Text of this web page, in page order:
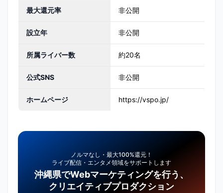
最大還元率 非公開
設立年 非公開
所属ライバー数 約20名
公式SNS 非公開
ホームページ https://vspo.jp/
ノルマなし・最大100%還元！
ライブ配信・エンタメ領域をサポートします
沖縄県でWebマーケティングを行う、
クリエイティブプロダクション